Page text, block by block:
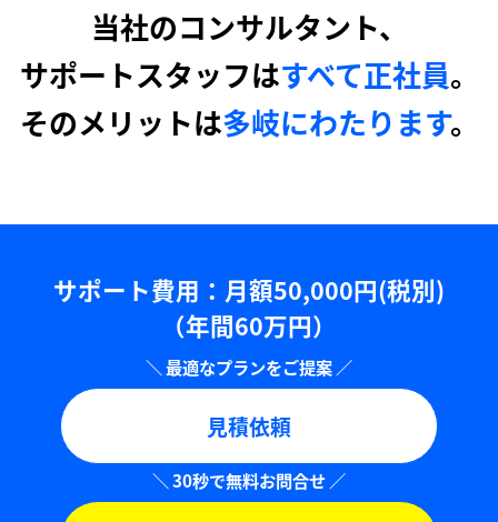
当社のコンサルタント、
サポートスタッフはすべて正社員。
そのメリットは多岐にわたります。
サポート費用：⽉額50,000円(税別)
（年間60万円）
見積依頼